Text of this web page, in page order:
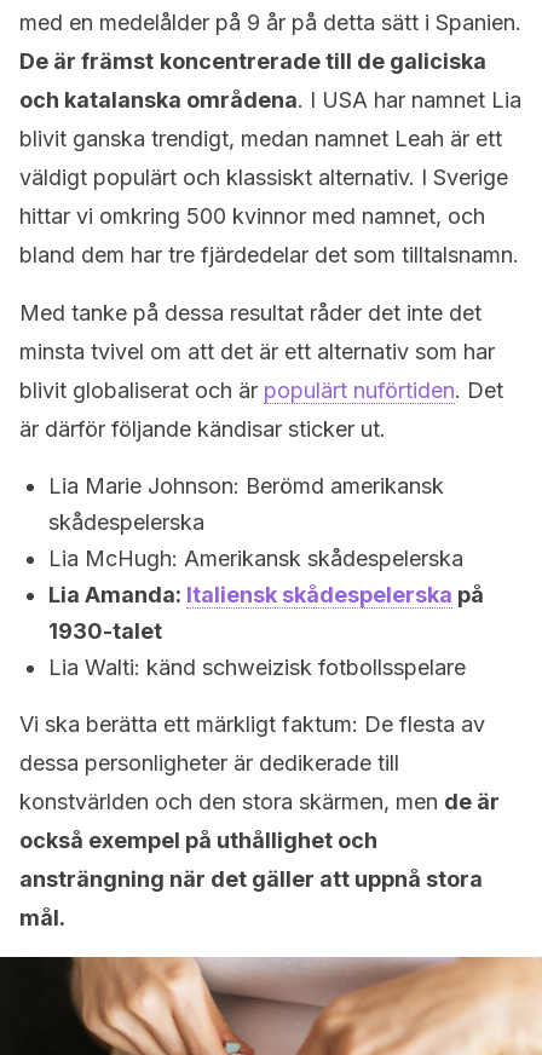
med en medelålder på 9 år på detta sätt i Spanien.
De är främst koncentrerade till de galiciska
och katalanska områdena. I USA har namnet Lia
blivit ganska trendigt, medan namnet Leah är ett
väldigt populärt och klassiskt alternativ. I Sverige
hittar vi omkring 500 kvinnor med namnet, och
bland dem har tre fjärdedelar det som tilltalsnamn.
Med tanke på dessa resultat råder det inte det
minsta tvivel om att det är ett alternativ som har
blivit globaliserat och är populärt nuförtiden. Det
är därför följande kändisar sticker ut.
Lia Marie Johnson: Berömd amerikansk
skådespelerska
Lia McHugh: Amerikansk skådespelerska
Lia Amanda: Italiensk skådespelerska på
1930-talet
Lia Walti: känd schweizisk fotbollsspelare
Vi ska berätta ett märkligt faktum: De flesta av
dessa personligheter är dedikerade till
konstvärlden och den stora skärmen, men de är
också exempel på uthållighet och
ansträngning när det gäller att uppnå stora
mål.